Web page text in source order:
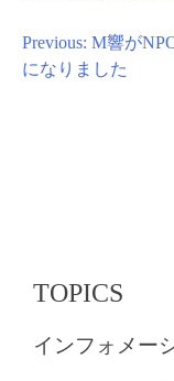
投
稿
ョ
Previous: M響が
になりました
TOPICS
インフォメー